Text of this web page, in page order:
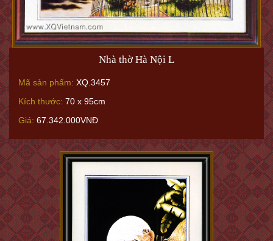
Nhà thờ Hà Nội L
Mã sản phẩm: XQ.3457
Kích thước: 70 x 95cm
Giá: 67.342.000VNĐ